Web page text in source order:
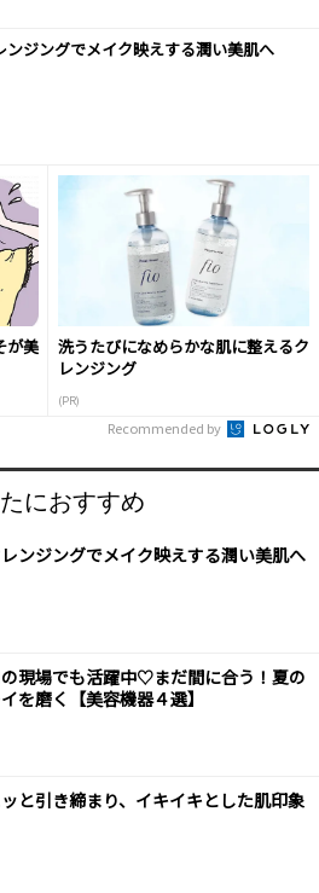
ンジングでメイク映えする潤い美肌へ
が美
洗うたびになめらかな肌に整えるク
レンジング
(PR)
Recommended by
におすすめ
ンジングでメイク映えする潤い美肌へ
現場でも活躍中♡まだ間に合う！夏の
を磨く【美容機器４選】
と引き締まり、イキイキとした肌印象